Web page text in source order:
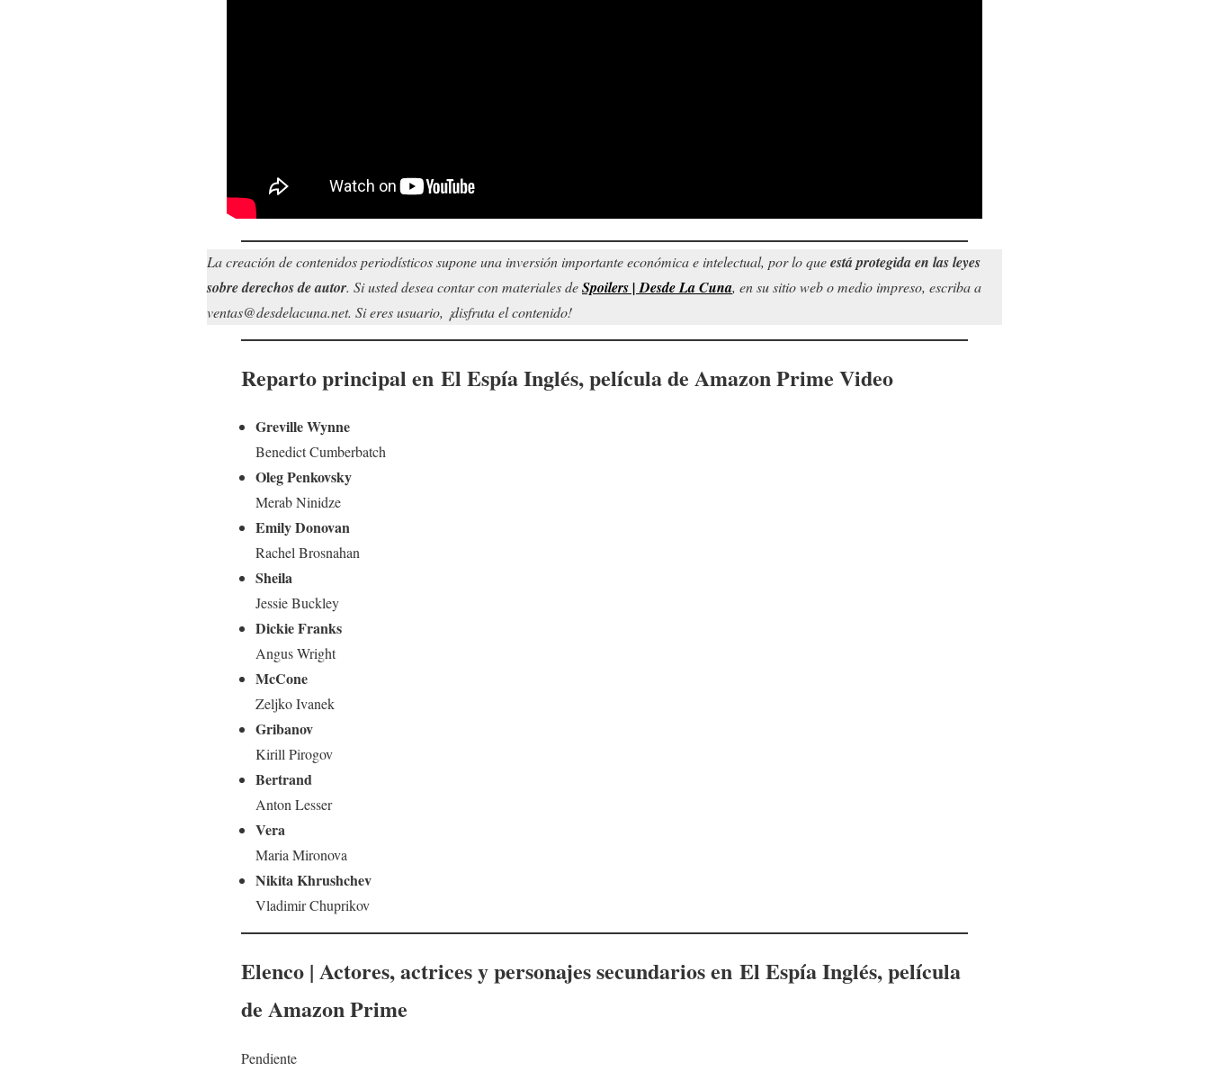
La creación de contenidos periodísticos supone una inversión importante económica e intelectual, por lo queestá protegida en las leyes
sobre derechos de autor. Si usted desea contar con materiales deSpoilers | Desde La Cuna, en su sitio web o medio impreso, escriba a
ventas@desdelacuna.net. Si eres usuario, ¡disfruta el contenido!
Reparto principal en El Espía Inglés, película de Amazon Prime Video
Greville Wynne
Benedict Cumberbatch
Oleg Penkovsky
Merab Ninidze
Emily Donovan
Rachel Brosnahan
Sheila
Jessie Buckley
Dickie Franks
Angus Wright
McCone
Zeljko Ivanek
Gribanov
Kirill Pirogov
Bertrand
Anton Lesser
Vera
Maria Mironova
Nikita Khrushchev
Vladimir Chuprikov
Elenco | Actores, actrices y personajes secundarios en El Espía Inglés, película
de Amazon Prime
Pendiente